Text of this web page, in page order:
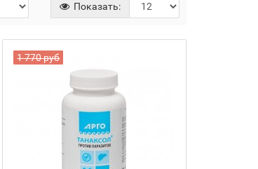
Показать:
1 770 руб